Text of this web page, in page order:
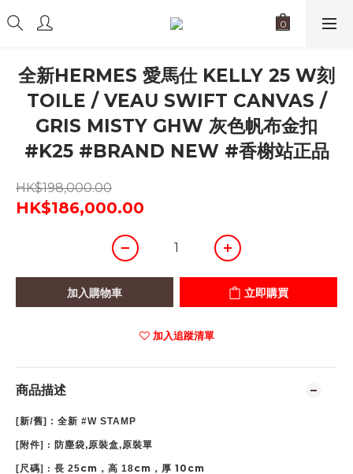
全新HERMES 愛馬仕 KELLY 25 W刻
TOILE / VEAU SWIFT CANVAS /
GRIS MISTY GHW 灰色帆布金扣
#K25 #BRAND NEW #香榭站正品
HK$198,000.00
HK$186,000.00
加入購物車 立即購買
加入追蹤清單
商品描述
[新/舊] : 全新 #W STAMP
[ 附件] : 防塵袋,原裝盒,原裝單
[尺碼] : 長 25cm ，高 18cm ，厚 10cm